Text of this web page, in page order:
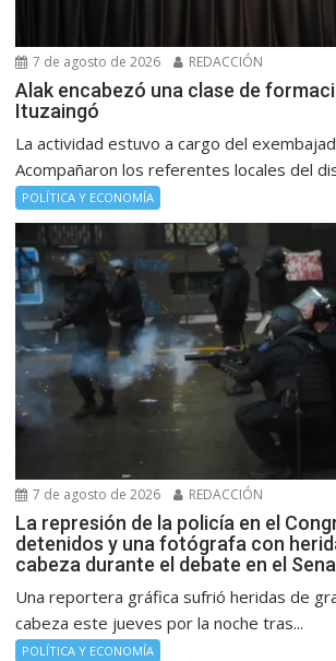
7 de agosto de 2026 REDACCIÓN
Alak encabezó una clase de
Ituzaingó
La actividad estuvo a cargo del
Acompañaron los referentes locales del
POLÍTICA Y ECONOMÍA
7 de agosto de 2026 REDACCIÓN
La represión de la policía en el
detenidos y una fotógrafa con
cabeza durante el debate en el
Una reportera gráfica sufrió heridas de
cabeza este jueves por la noche tras...
POLÍTICA Y ECONOMÍA